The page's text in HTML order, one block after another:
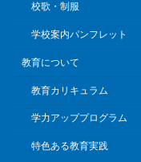
校歌・制服
学校案内パンフレット
教育について
教育カリキュラム
学力アッププログラム
特色ある教育実践